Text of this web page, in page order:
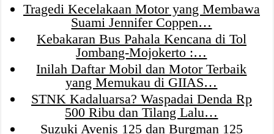
Tragedi Kecelakaan Motor yang Membawa
Suami Jennifer Coppen…
Kebakaran Bus Pahala Kencana di Tol
Jombang-Mojokerto :…
Inilah Daftar Mobil dan Motor Terbaik
yang Memukau di GIIAS…
STNK Kadaluarsa? Waspadai Denda Rp
500 Ribu dan Tilang Lalu…
Suzuki Avenis 125 dan Burgman 125